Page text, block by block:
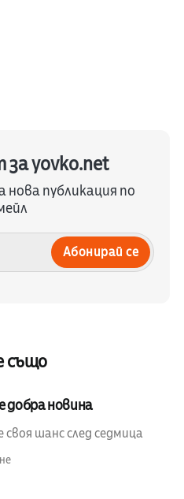
yovko.net
нова публикация по
Абонирай се
също
добра новина
своя шанс след седмица